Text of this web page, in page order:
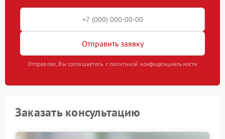
Отправить заявку
Отправляя, Вы соглашаетесь с политикой конфиденциальности
Заказать консультацию